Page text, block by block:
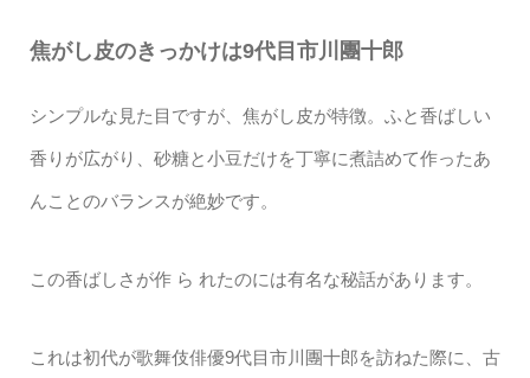
焦がし皮のきっかけは9代目市川團十郎
シンプルな見た目ですが、焦がし皮が特徴。ふと香ばしい
香りが広がり、砂糖と小豆だけを丁寧に煮詰めて作ったあ
んことのバランスが絶妙です。
この香ばしさが作 ら れたのには有名な秘話があります。
これは初代が歌舞伎俳優9代目市川團十郎を訪ねた際に、古